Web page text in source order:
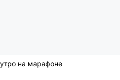
на марафоне